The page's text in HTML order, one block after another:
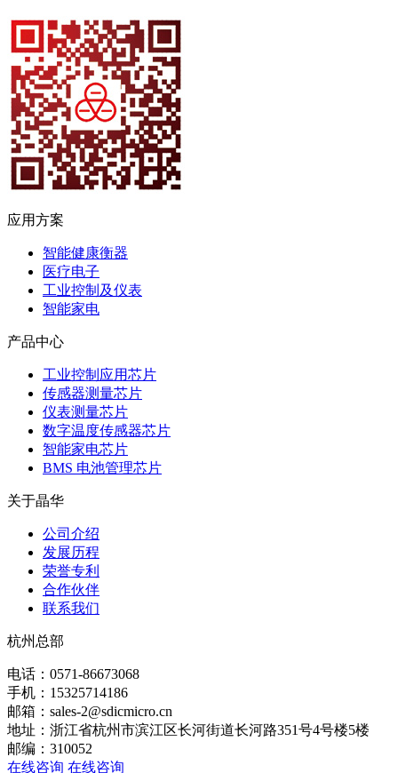
应用方案
智能健康衡器
医疗电子
工业控制及仪表
智能家电
产品中心
工业控制应用芯片
传感器测量芯片
仪表测量芯片
数字温度传感器芯片
智能家电芯片
BMS 电池管理芯片
关于晶华
公司介绍
发展历程
荣誉专利
合作伙伴
联系我们
杭州总部
电话：0571-86673068
手机：15325714186
邮箱：sales-2@sdicmicro.cn
地址：浙江省杭州市滨江区长河街道长河路351号4号楼5楼
邮编：310052
在线咨询 在线咨询